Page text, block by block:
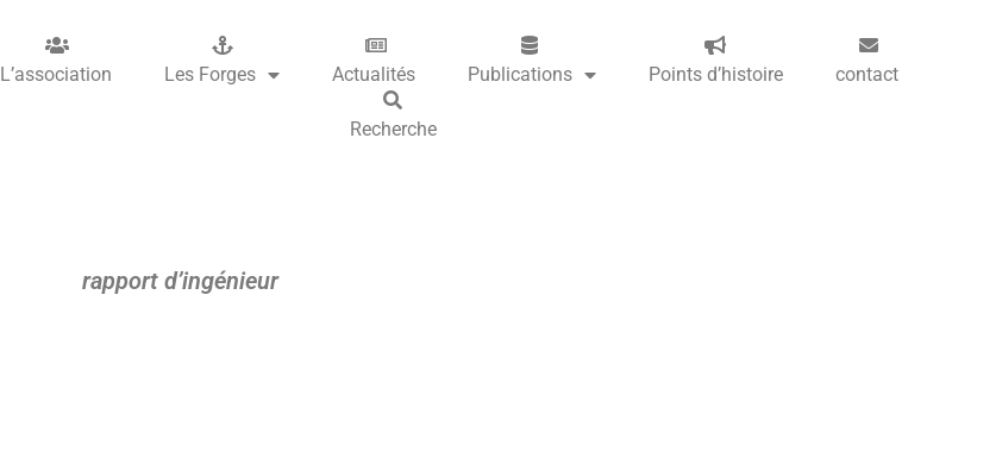
L’association Les Forges Actualités Publications Points d’histoire contact
Recherche
rapport d’ingénieur